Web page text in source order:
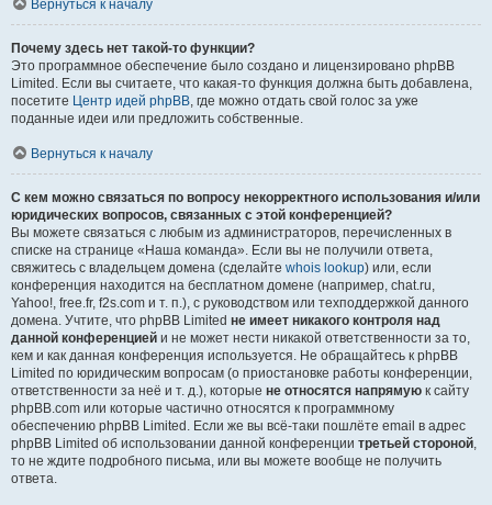
Вернуться к началу
Почему здесь нет такой-то функции?
Это программное обеспечение было создано и лицензировано phpBB
Limited. Если вы считаете, что какая-то функция должна быть добавлена,
посетите Центр идей phpBB, где можно отдать свой голос за уже
поданные идеи или предложить собственные.
Вернуться к началу
С кем можно связаться по вопросу некорректного использования и/или
юридических вопросов, связанных с этой конференцией?
Вы можете связаться с любым из администраторов, перечисленных в
списке на странице «Наша команда». Если вы не получили ответа,
свяжитесь с владельцем домена (сделайте whois lookup) или, если
конференция находится на бесплатном домене (например, chat.ru,
Yahoo!, free.fr, f2s.com и т. п.), с руководством или техподдержкой данного
домена. Учтите, что phpBB Limited не имеет никакого контроля над
данной конференцией и не может нести никакой ответственности за то,
кем и как данная конференция используется. Не обращайтесь к phpBB
Limited по юридическим вопросам (о приостановке работы конференции,
ответственности за неё и т. д.), которые не относятся напрямую к сайту
phpBB.com или которые частично относятся к программному
обеспечению phpBB Limited. Если же вы всё-таки пошлёте email в адрес
phpBB Limited об использовании данной конференции третьей стороной,
то не ждите подробного письма, или вы можете вообще не получить
ответа.